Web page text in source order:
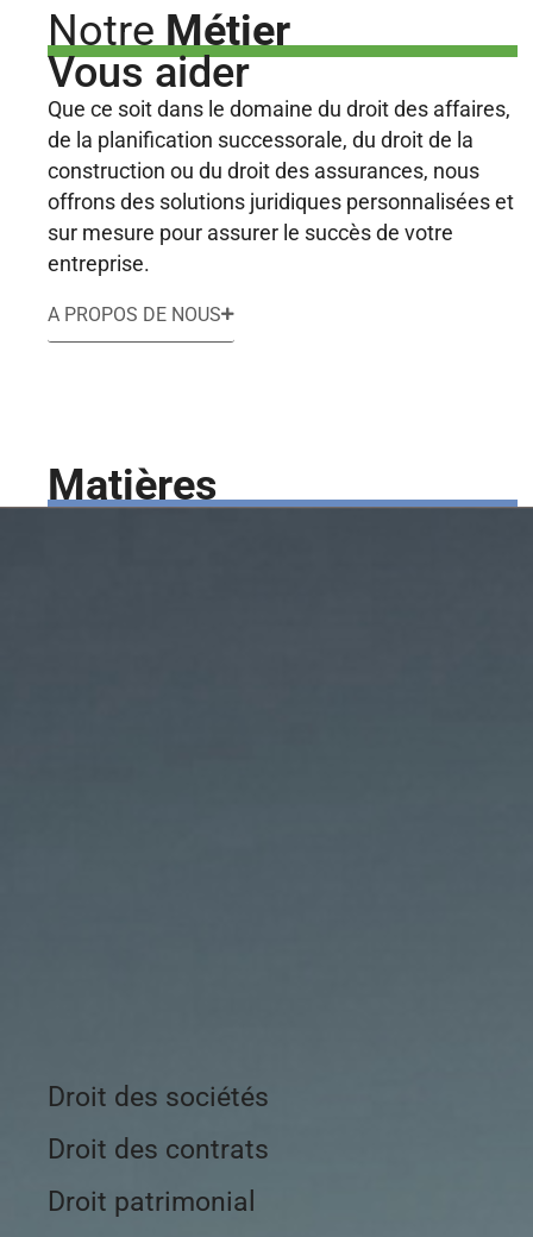
Notre Métier
Vous aider
Que ce soit dans le domaine du droit des affaires,
de la planification successorale, du droit de la
construction ou du droit des assurances, nous
offrons des solutions juridiques personnalisées et
sur mesure pour assurer le succès de votre
entreprise.
A PROPOS DE NOUS
Droit des sociétés
Droit des contrats
Droit patrimonial
Matières